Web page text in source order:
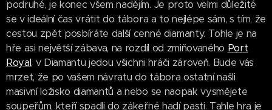
podruhé, je konec všem nadějím. Je proto velmi důležité
se v ideální čas vrátit do tábora a to nejlépe sám, s tím, že
cestou zpět posbíráte další cenné diamanty. Tohle je na
hře asi největší zábava, na rozdíl od zmiňovaného Port
Royal, v Diamantu jedou všichni hráči zároveň. Bude vás
mrzet, že po vašem návratu do tábora ostatní našli
masivní ložisko diamantů a nebo se naopak vysmějete
soupeřům, kteří spadli do zákeřné hadí pasti. Tahle hra je